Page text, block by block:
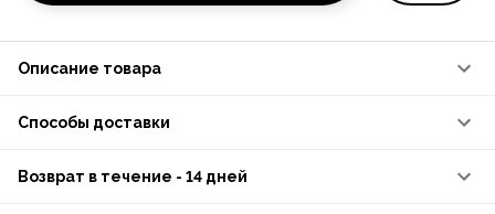
Описание товара
Способы доставки
Возврат в течение - 14 дней